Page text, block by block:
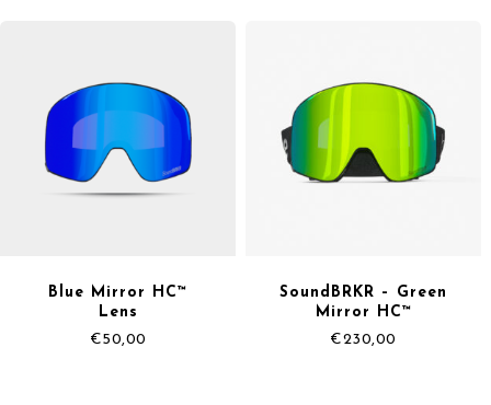
Blue Mirror HC™
Lens
€50,00
SoundBRKR – Green
Mirror HC™
€230,00